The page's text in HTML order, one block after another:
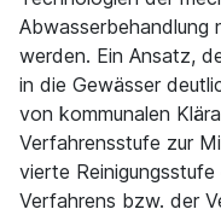
Abwasserbehandlung
werden. Ein Ansatz,
in die Gewässer
von kommunalen
Verfahrensstufe zur
vierte
Verfahrens bzw. der